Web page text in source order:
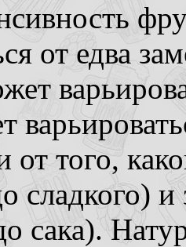
от едва
от того,
сладкого)
сака).